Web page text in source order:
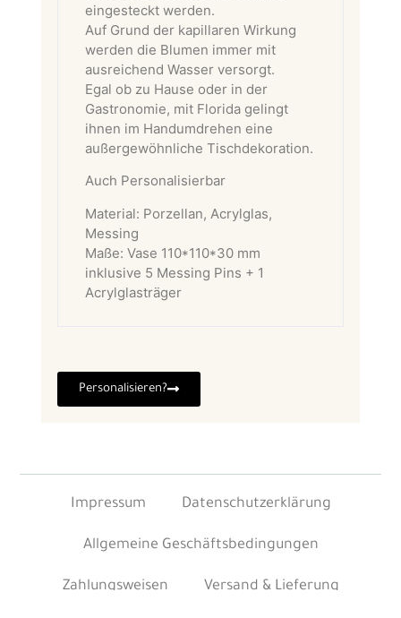
eingesteckt werden.
Auf Grund der kapillaren Wirkung
werden die Blumen immer mit
ausreichend Wasser versorgt.
Egal ob zu Hause oder in der
Gastronomie, mit Florida gelingt
ihnen im Handumdrehen eine
außergewöhnliche Tischdekoration.
Auch Personalisierbar
Material: Porzellan, Acrylglas,
Messing
Maße: Vase 110*110*30 mm
inklusive 5 Messing Pins + 1
Acrylglasträger
Personalisieren?
Impressum Datenschutzerklärung
Allgemeine Geschäftsbedingungen
Zahlungsweisen Versand & Lieferung